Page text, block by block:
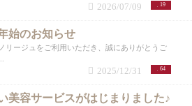
19
2026/07/09
始のお知らせ
リージュをご利用いただき、誠にありがとうご
64
2025/12/31
美容サービスがはじまりました♪